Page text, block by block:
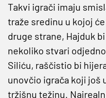
Takvi igrači imaju
traže sredinu u kojoj
druge strane, Hajduk
nekoliko stvari
Siliću, raščistio bi
unovčio igrača koji još
tržišnu težinu.